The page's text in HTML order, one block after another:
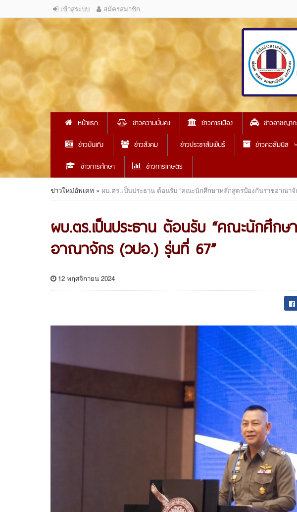
เข้าสู่ระบบ สมัครสมาชิก
หน้าแรก ข่าวความมั่นคง ข่าวการเมือง ข่าวอาชญา
ข่าวบันเทิง
ข่าวสังคม ข่าวประชาสัมพันธ์ ข่าวคอลัมนิส
ข่าวการศึกษา
ข่าวการเกษตร
ข่าวใหม่อัพเดท » ผบ.ตร.เป็นประธาน ต้อนรับ “คณะนักศึกษาหลักสูตรป้องกันราชอาณาจั
ผบ.ตร.เป็นประธาน ต้อนรับ “คณะนักศึกษ
อาณาจักร (วปอ.) รุ่นที่ 67”
12 พฤศจิกายน 2024